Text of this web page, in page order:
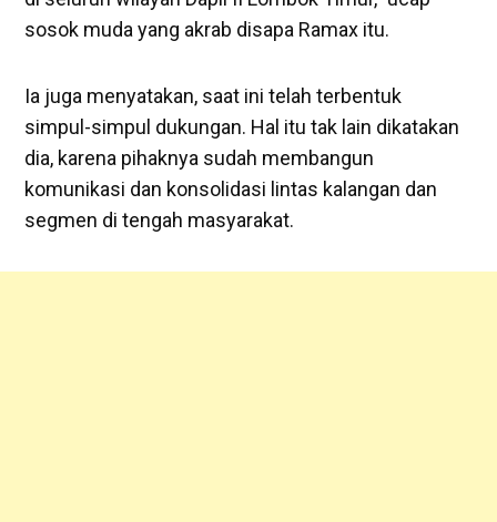
sosok muda yang akrab disapa Ramax itu.
Ia juga menyatakan, saat ini telah terbentuk
simpul-simpul dukungan. Hal itu tak lain dikatakan
dia, karena pihaknya sudah membangun
komunikasi dan konsolidasi lintas kalangan dan
segmen di tengah masyarakat.